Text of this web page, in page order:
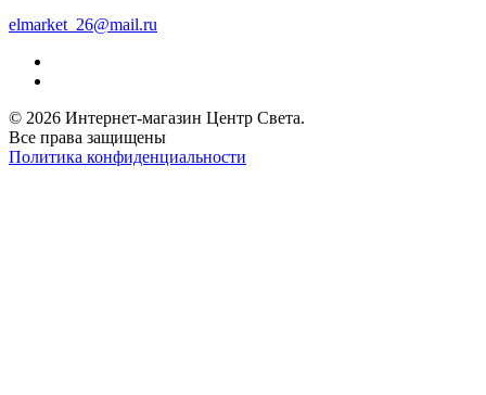
elmarket_26@mail.ru
© 2026 Интернет-магазин Центр Света.
Все права защищены
Политика конфиденциальности